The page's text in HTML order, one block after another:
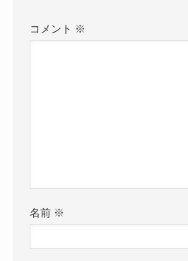
コメント ※
名前 ※